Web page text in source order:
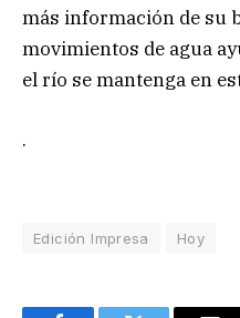
más información de su
movimientos de agua
el río se mantenga en
.
Edición Impresa Hoy